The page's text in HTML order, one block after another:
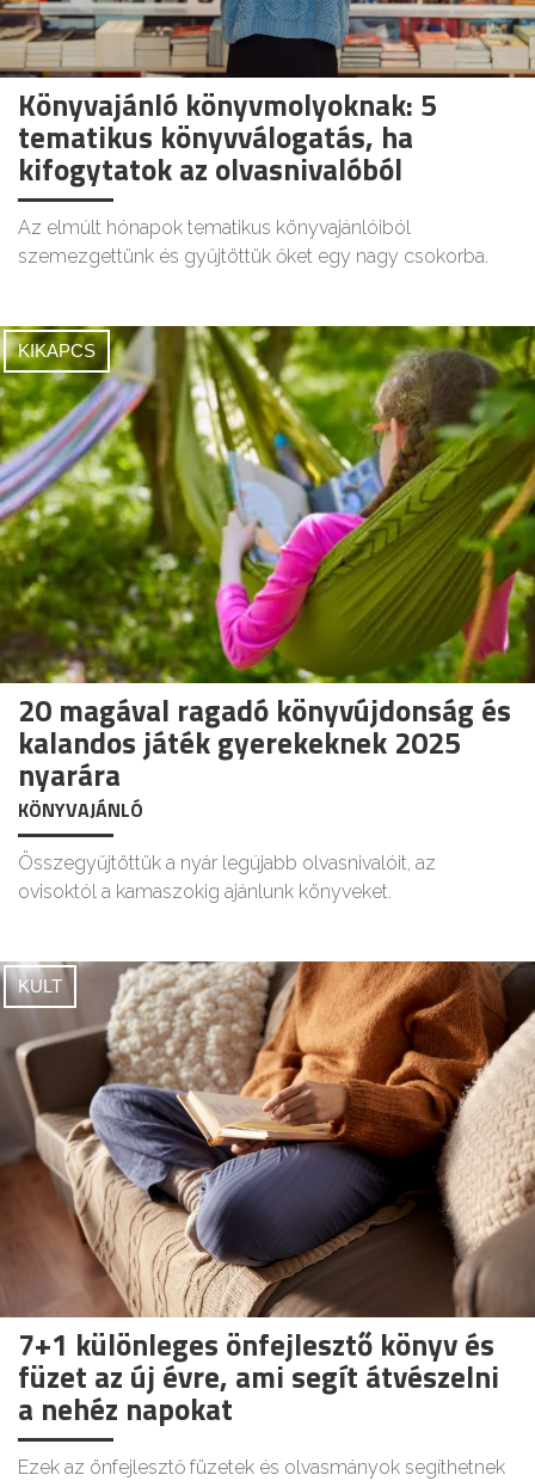
Könyvajánló könyvmolyoknak: 5
tematikus könyvválogatás, ha
kifogytatok az olvasnivalóból
Az elmúlt hónapok tematikus könyvajánlóiból
szemezgettünk és gyűjtöttük őket egy nagy csokorba.
KIKAPCS
20 magával ragadó könyvújdonság és
kalandos játék gyerekeknek 2025
nyarára
KÖNYVAJÁNLÓ
Összegyűjtöttük a nyár legújabb olvasnivalóit, az
ovisoktól a kamaszokig ajánlunk könyveket.
KULT
7+1 különleges önfejlesztő könyv és
füzet az új évre, ami segít átvészelni
a nehéz napokat
Ezek az önfejlesztő füzetek és olvasmányok segíthetnek